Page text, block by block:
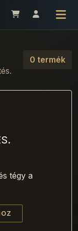
0 termék
tégy a